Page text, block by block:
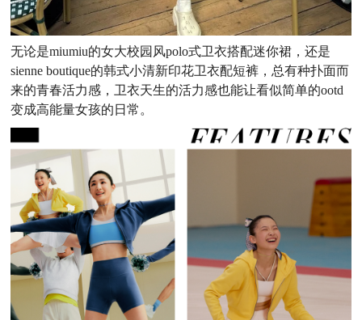
无论是miumiu的女大校园风polo式卫衣搭配迷你裙，还是
sienne boutique的韩式小清新印花卫衣配短裤，总有种扑面而
来的青春活力感，卫衣天生的活力感也能让看似简单的ootd
变成高能量女孩的日常。